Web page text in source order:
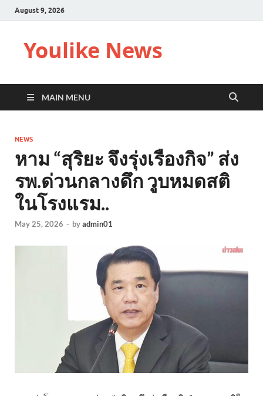
August 9, 2026
Youlike News
MAIN MENU
NEWS
หาม “สุริยะ จึงรุ่งเรืองกิจ” ส่ง
รพ.ด่วนกลางดึก วูบหมดสติ
ในโรงแรม..
May 25, 2026 - byadmin01